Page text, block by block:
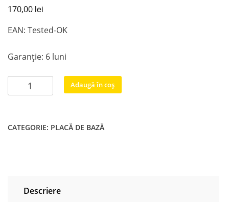
170,00 lei
EAN: Tested-OK
Garanție: 6 luni
Cantitate
Placa
HP
Adaugă în coș
CATEGORIE: PLACĂ DE BAZĂ
Descriere